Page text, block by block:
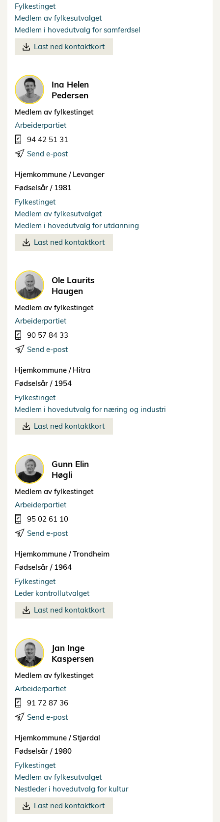
Fylkestinget
Medlem av fylkesutvalget
Medlem i hovedutvalg for samferdsel
Last ned kontaktkort
Ina Helen
Pedersen
Medlem av fylkestinget
Arbeiderpartiet
94 42 51 31
Send e-post
Hjemkommune / Levanger
Fødselsår / 1981
Fylkestinget
Medlem av fylkesutvalget
Medlem i hovedutvalg for utdanning
Last ned kontaktkort
Ole Laurits
Haugen
Medlem av fylkestinget
Arbeiderpartiet
90 57 84 33
Send e-post
Hjemkommune / Hitra
Fødselsår / 1954
Fylkestinget
Medlem i hovedutvalg for næring og industri
Last ned kontaktkort
Gunn Elin
Høgli
Medlem av fylkestinget
Arbeiderpartiet
95 02 61 10
Send e-post
Hjemkommune /Trondheim
Fødselsår / 1964
Fylkestinget
Leder kontrollutvalget
Last ned kontaktkort
Jan Inge
Kaspersen
Medlem av fylkestinget
Arbeiderpartiet
91 72 87 36
Send e-post
Hjemkommune /Stjørdal
Fødselsår / 1980
Fylkestinget
Medlem av fylkesutvalget
Nestleder i hovedutvalg for kultur
Last ned kontaktkort